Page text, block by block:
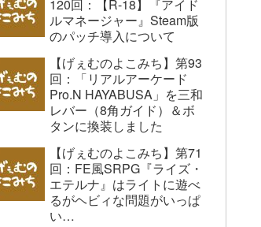
120回：【R-18】『アイド
ルマネージャー』Steam版
のパッチ導入について
【げぇむのよこみち】第93
回：「リアルアーケード
Pro.N HAYABUSA」を三和
レバー（8角ガイド）＆ボ
タンに換装しました
【げぇむのよこみち】第71
回：FE風SRPG『ライズ・
エテルナ』はライトに遊べ
るがヘビィな問題がいっぱ
い…